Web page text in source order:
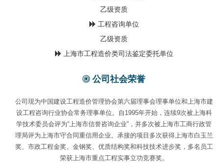
乙级资质
工程咨询单位
乙级资质
上海市工程造价类司法鉴定委托单位
公司社会荣誉
公司现为中国建设工程造价管理协会第六届理事会理事单位和上海市建
设工程咨询行业协会常务理事单位。自1995年开始，连续9次被上海科
学技术委员会评为“上海市信誉咨询企业”，并多次被上海市工商行政管
理局评为上海市守合同重信用企业。承接的项目多次获得上海市白玉兰
奖、市政工程金奖、金钢奖、优质结构奖和科技技术进步奖，多名员工
荣获上海市重点工程实事立功竞赛奖。